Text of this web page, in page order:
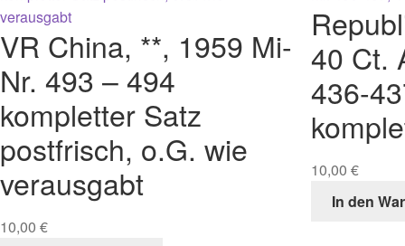
VR China, **, 1959 Mi-
Nr. 493 – 494
kompletter Satz
postfrisch, o.G. wie
verausgabt
10,00 €
40 Ct.
436-
10,00 €
In den